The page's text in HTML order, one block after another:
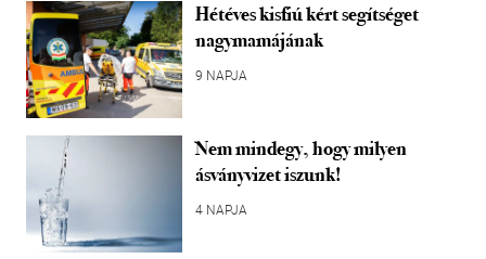
Hétéves kisfiú kért segítséget
nagymamájának
9 NAPJA
Nem mindegy, hogy milyen
ásványvizet iszunk!
4 NAPJA